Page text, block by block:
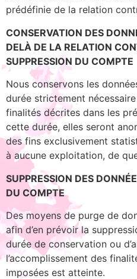
prédéfinie de la relation
CONSERVATION DES
DELÀ DE LA RELATION
SUPPRESSION DU COMPTE
Nous conservons les
durée strictement
finalités décrites dans les
cette durée, elles seront
des fins exclusivement
à aucune exploitation, de
SUPPRESSION DES
DU COMPTE
Des moyens de purge de
afin d’en prévoir la
durée de conservation ou
l’accomplissement des
imposées est atteinte.